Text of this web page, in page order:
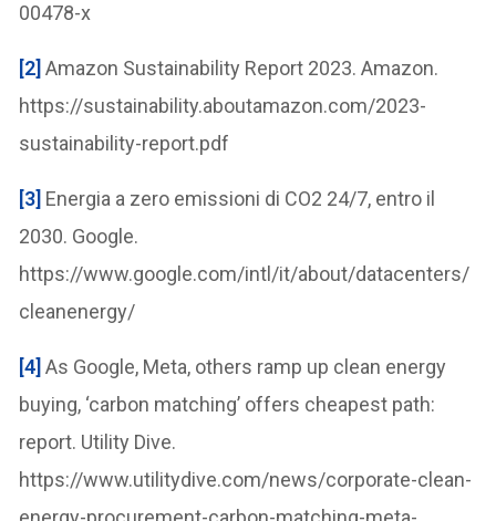
00478-x
[2] Amazon Sustainability Report 2023. Amazon.
https://sustainability.aboutamazon.com/2023-
sustainability-report.pdf
[3] Energia a zero emissioni di CO2 24/7, entro il
2030. Google.
https://www.google.com/intl/it/about/datacenters/
cleanenergy/
[4] As Google, Meta, others ramp up clean energy
buying, ‘carbon matching’ offers cheapest path:
report. Utility Dive.
https://www.utilitydive.com/news/corporate-clean-